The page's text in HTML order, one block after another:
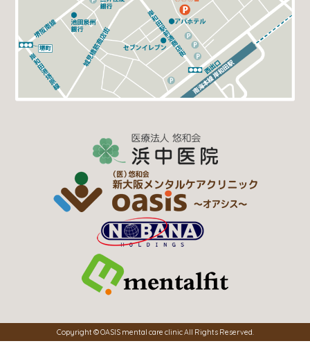
Copyright © OASIS mental care clinic All Rights Reserved.